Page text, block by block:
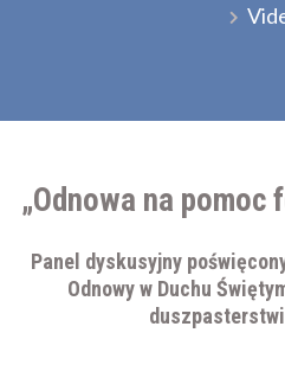
„Odnowa na
Panel dyskusyjny
Odnowy w Duchu